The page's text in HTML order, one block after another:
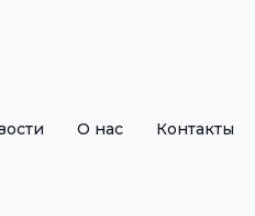
О нас Контакты